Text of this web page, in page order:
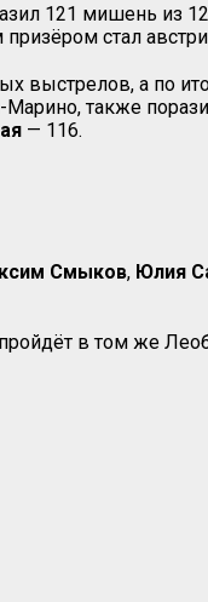
121 мишень из
стал
выстрелов, а по
Марино, также
— 116.
Смыков, Юлия
в том же